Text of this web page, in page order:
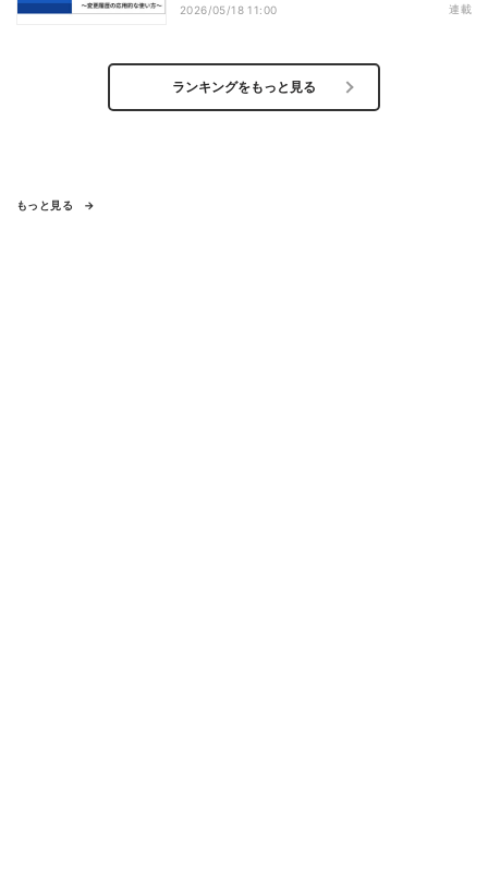
2026/05/18 11:00 連載
ランキングをもっと見る
もっと見る